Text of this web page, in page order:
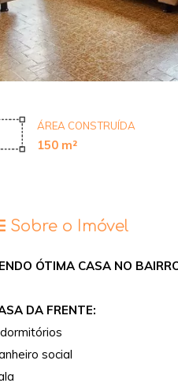
ÁREA CONSTRUÍDA
150 m²
Sobre o Imóvel
ÓTIMA CASA NO
DA FRENTE:
social